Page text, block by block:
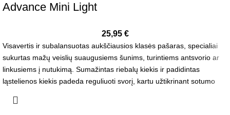
Advance Mini Light
25,95 €
Visavertis ir subalansuotas aukščiausios klasės pašaras, specialiai
sukurtas mažų veislių suaugusiems šunims, turintiems antsvorio ar
linkusiems į nutukimą. Sumažintas riebalų kiekis ir padidintas
ląstelienos kiekis padeda reguliuoti svorį, kartu užtikrinant sotumo